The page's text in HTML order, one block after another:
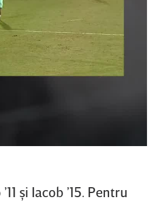
şi Iacob ’15. Pentru